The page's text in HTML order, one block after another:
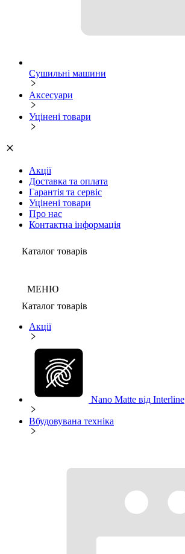
Сушильні машини
Аксесуари
Уцінені товари
Акції
Доставка та оплата
Гарантія та сервіс
Уцінені товари
Про нас
Контактна інформація
Каталог товарів
МЕНЮ
Каталог товарів
Акції
Nano Matte від Interline
Вбудовувана техніка